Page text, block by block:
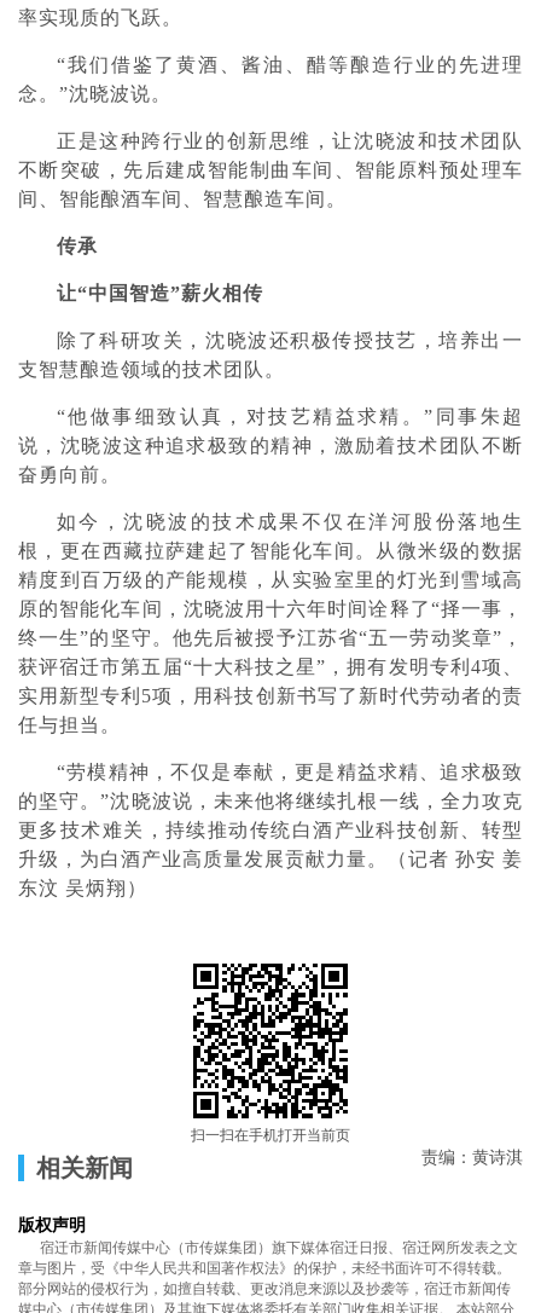
率实现质的飞跃。
“我们借鉴了黄酒、酱油、醋等酿造行业的先进理
念。”沈晓波说。
正是这种跨行业的创新思维，让沈晓波和技术团队
不断突破，先后建成智能制曲车间、智能原料预处理车
间、智能酿酒车间、智慧酿造车间。
传承
让“中国智造”薪火相传
除了科研攻关，沈晓波还积极传授技艺，培养出一
支智慧酿造领域的技术团队。
“他做事细致认真，对技艺精益求精。”同事朱超
说，沈晓波这种追求极致的精神，激励着技术团队不断
奋勇向前。
如今，沈晓波的技术成果不仅在洋河股份落地生
根，更在西藏拉萨建起了智能化车间。从微米级的数据
精度到百万级的产能规模，从实验室里的灯光到雪域高
原的智能化车间，沈晓波用十六年时间诠释了“择一事，
终一生”的坚守。他先后被授予江苏省“五一劳动奖章”，
获评宿迁市第五届“十大科技之星”，拥有发明专利4项、
实用新型专利5项，用科技创新书写了新时代劳动者的责
任与担当。
“劳模精神，不仅是奉献，更是精益求精、追求极致
的坚守。”沈晓波说，未来他将继续扎根一线，全力攻克
更多技术难关，持续推动传统白酒产业科技创新、转型
升级，为白酒产业高质量发展贡献力量。（记者 孙安 姜
东汶 吴炳翔）
扫一扫在手机打开当前页
责编：黄诗淇
相关新闻
版权声明
宿迁市新闻传媒中心（市传媒集团）旗下媒体宿迁日报、宿迁网所发表之文
章与图片，受《中华人民共和国著作权法》的保护，未经书面许可不得转载。
部分网站的侵权行为，如擅自转载、更改消息来源以及抄袭等，宿迁市新闻传
媒中心（市传媒集团）及其旗下媒体将委托有关部门收集相关证据。 本站部分